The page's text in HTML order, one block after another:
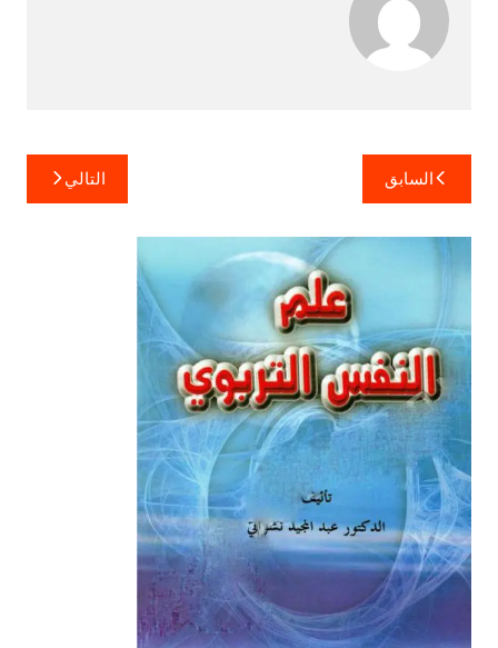
تصفّح
المقالات
السابق التالي